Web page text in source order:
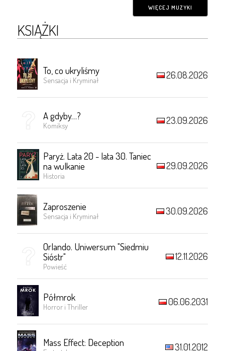
WIĘCEJ MUZYKI
KSIĄŻKI
To, co ukryliśmy
Sensacja i Kryminał 26.08.2026
A gdyby…?
Komiksy 23.09.2026
Paryż. Lata 20 - lata 30. Taniec
na wulkanie
Historia
29.09.2026
Zaproszenie
Sensacja i Kryminał 30.09.2026
Orlando. Uniwersum "Siedmiu
Sióstr"
Powieść
12.11.2026
Półmrok
Horror i Thriller 06.06.2031
Mass Effect: Deception 31.01.2012